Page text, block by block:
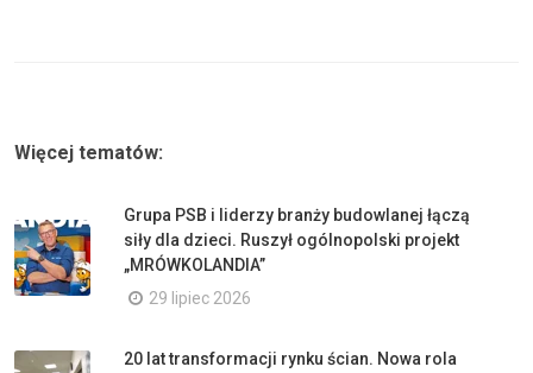
Więcej tematów:
Grupa PSB i liderzy branży budowlanej łączą
siły dla dzieci. Ruszył ogólnopolski projekt
„MRÓWKOLANDIA”
29 lipiec 2026
20 lat transformacji rynku ścian. Nowa rola